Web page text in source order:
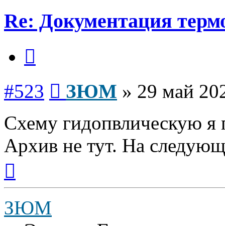
Re: Документация
#523 ЗЮМ » 29 май
Схему гидопвлическую
Архив не тут. На
началу
ЗЮМ